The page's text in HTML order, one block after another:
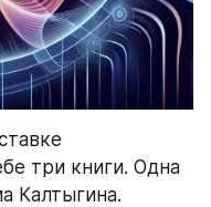
три книги. Одна
Калтыгина.